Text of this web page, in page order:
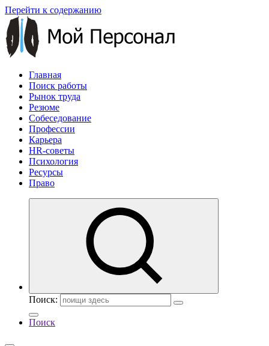
Перейти к содержанию
Главная
Поиск работы
Рынок труда
Резюме
Собеседование
Профессии
Карьера
HR-советы
Психология
Ресурсы
Право
Поиск:
Поиск